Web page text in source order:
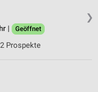
❯
|
Geöffnet
Prospekte